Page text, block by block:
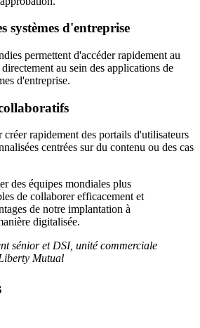
systèmes d'entreprise
permettent d'accéder rapidement au
au sein des applications de
d'entreprise.
rapidement des portails d'utilisateurs
centrées sur du contenu ou des cas
des équipes mondiales plus
de collaborer efficacement et
de notre implantation à
digitalisée.
sénior et DSI, unité commerciale
Mutual